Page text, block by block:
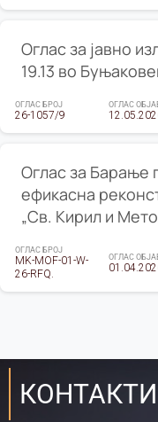
Оглас за јавно
19.13 во
ОГЛАС БРОЈ
26-1057/9
ОГЛАС
Оглас за Барање
ефикасна
„Св. Кирил и
ОГЛАС БРОЈ
MK-MOF-01-W-
26-RFQ.
ОГЛАС